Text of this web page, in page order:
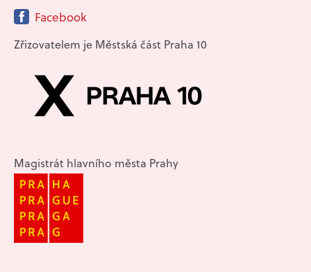
Facebook
Zřizovatelem je Městská část Praha 10
Magistrát hlavního města Prahy